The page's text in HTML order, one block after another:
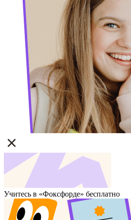
Учитесь в «Фоксфорде» бесплатно